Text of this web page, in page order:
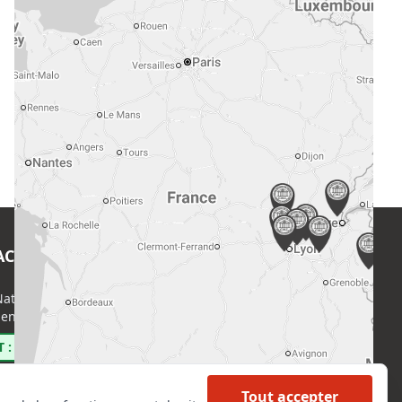
Tout accepter
de l’Expertise (CNE)
Regnault, 75014 Paris
: 0800 00 80 89
EN SAVOIR PLUS
Formations
Nous rejoindre
Partenaires